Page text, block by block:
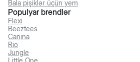
Bala pişiklər üçün yem
Populyar brendlər
Flexi
Beeztees
Canina
Rio
Jungle
Little One